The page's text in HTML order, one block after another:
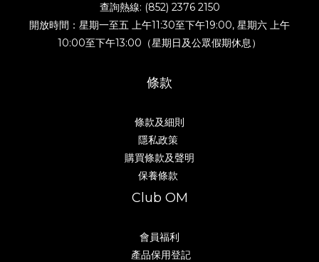
查詢熱線: (852) 2376 2150
開放時間：星期一至五 上午11:30至下午19:00, 星期六 上午
10:00至下午13:00（星期日及公眾假期休息）
條款
條款及細則
隱私政策
購買條款及聲明
保養條款
Club OM
會員福利
產品保用登記